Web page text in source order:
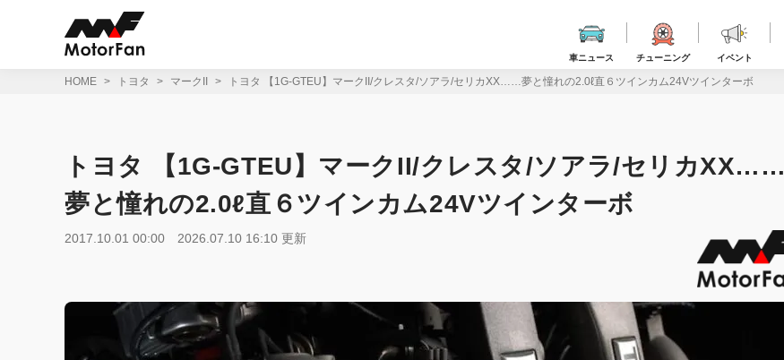
車ニュース チューニング イベント
HOME トヨタ マークII トヨタ 【1G-GTEU】マークII/クレスタ/ソアラ/セリカXX……夢と憧れの2.0ℓ直６ツインカム24Vツインターボ
トヨタ 【1G-GTEU】マークII/クレスタ/ソアラ/セリカXX……
夢と憧れの2.0ℓ直６ツインカム24Vツインターボ
2017.10.01 00:00 2026.07.10 16:10 更新